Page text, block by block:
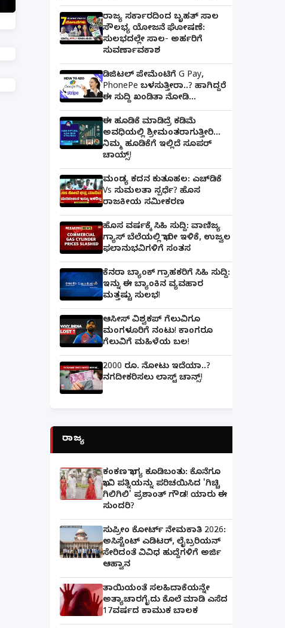
ರಾಜ್ಯ ಸರ್ಕಾರದಿಂದ ಬೃಹತ್ ಸಾಲ
ಸೌಲಭ್ಯ ಯೋಜನೆ ಘೋಷಣೆ:
ಸುಲಭದಲ್ಲೇ ಸಾಲ- ಅರ್ಹರಿಗೆ
ಸುವರ್ಣಾವಕಾಶ
ಡಿಜಿಟಲ್ ಪೇಮೆಂಟಿಗೆ G Pay,
PhonePe ಬಳಸುತ್ತೀರಾ..? ಹಾಗಿದ್ದರೆ
ಈ ಸುದ್ದಿ ಖಂಡಿತಾ ನೋಡಿ...
ಈ ಹೂಡಿಕೆ ಮಾಡಿದ್ರೆ ಕಡಿಮೆ
ಅವಧಿಯಲ್ಲಿ ಶ್ರೀಮಂತರಾಗುತ್ತೀರಿ...
ನಿಮ್ಮ ಹೂಡಿಕೆಗೆ ಇಲ್ಲಿದೆ ಸೂಪರ್
ಚಾಯ್ಸ್‌!
ಮಂಡ್ಯ ಕದನ ಕುತೂಹಲ: ಎಚ್‌ಡಿಕೆ
Vs ಸುಮಲತಾ ಸ್ಪರ್ಧೆ? ಹೊಸ
ರಾಜಕೀಯ ಸಮೀಕರಣ
ಹೊಸ ವರ್ಷಕ್ಕೆ ಸಿಹಿ ಸುದ್ದಿ: ವಾಣಿಜ್ಯ
ಗ್ಯಾಸ್‌ ಬೆಲೆಯಲ್ಲಿ ಭಾರೀ ಇಳಿಕೆ, ಉಜ್ವಲ
ಫಲಾನುಭವಿಗಳಿಗೆ ಸಂತಸ
ಕೆನರಾ ಬ್ಯಾಂಕ್‌ ಗ್ರಾಹಕರಿಗೆ ಸಿಹಿ ಸುದ್ದಿ:
ಇನ್ನು ಈ ಬ್ಯಾಂಕಿನ ವ್ಯವಹಾರ
ಮತ್ತಷ್ಟು ಸುಲಭ!
ಆಸೀಸ್ ವಿಶ್ವಕಪ್ ಗೆಲುವಿಗೂ
ಮಂಗಳೂರಿಗೆ ನಂಟು! ಕಾಂಗರೂ
ಗೆಲುವಿಗೆ ಮಹಿಳೆಯ ಬಲ!
2000 ರೂ. ನೋಟು ಇದೆಯಾ..?
ನಗದೀಕರಿಸಲು ಲಾಸ್ಟ್‌ ಚಾನ್ಸ್‌!
ರಾಜ್ಯ
ಕಂಕಣ ಭಾಗ್ಯ ಕೂಡಿಬಂತು: ಕೊನೆಗೂ
ಭಾವಿ ಪತ್ನಿಯನ್ನು ಪರಿಚಯಿಸಿದ 'ಗಿಚ್ಚಿ
ಗಿಲಿಗಿಲಿ' ಪ್ರಶಾಂತ್ ಗೌಡ! ಯಾರು ಈ
ಸುಂದರಿ?
ಸುಪ್ರೀಂ ಕೋರ್ಟ್ ನೇಮಕಾತಿ 2026:
ಅಸಿಸ್ಟೆಂಟ್ ಎಡಿಟರ್, ಲೈಬ್ರರಿಯನ್
ಸೇರಿದಂತೆ ವಿವಿಧ ಹುದ್ದೆಗಳಿಗೆ ಅರ್ಜಿ
ಆಹ್ವಾನ
ತಾಯಿಯಂತೆ ಸಲಹಿದಾಕೆಯನ್ನೇ
ಅತ್ಯಾಚಾರಗೈದು ಕೊಲೆ ಮಾಡಿ ಎಸೆದ
17ವರ್ಷದ ಕಾಮುಕ ಬಾಲಕ